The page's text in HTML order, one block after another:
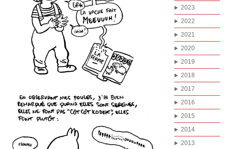
2023
2022
2021
2020
2019
2018
2017
2016
2015
2014
2013